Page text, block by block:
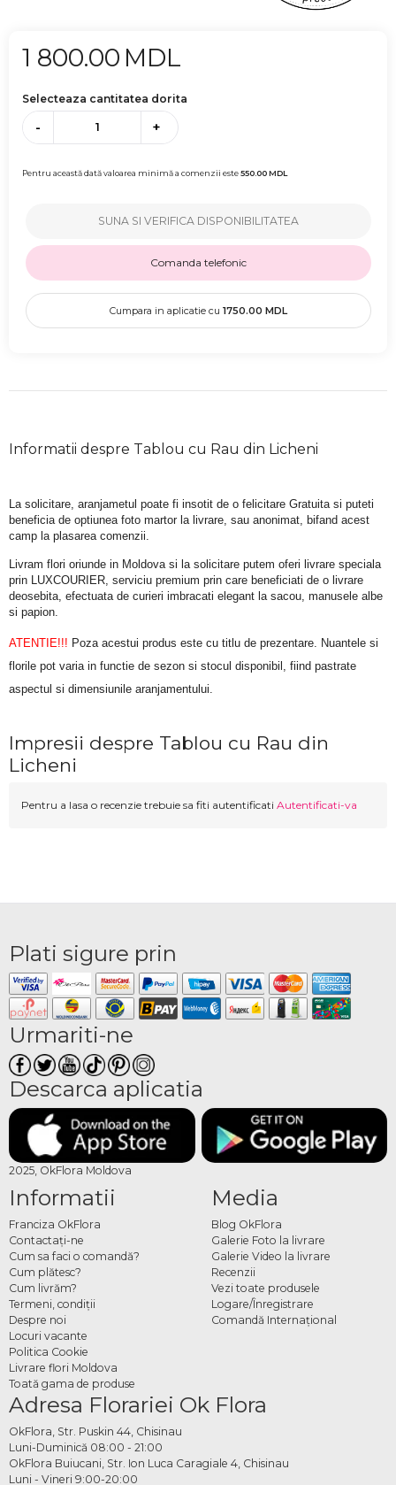
1 800.00 MDL
Selecteaza cantitatea dorita
- +
Pentru această dată valoarea minimă a comenzii este550.00MDL
SUNA SI VERIFICA DISPONIBILITATEA
Comanda telefonic
Cumpara in aplicatie cu 1750.00 MDL
Informatii despre Tablou cu Rau din Licheni
La solicitare, aranjametul poate fi insotit de o felicitare Gratuita si puteti
beneficia de optiunea foto martor la livrare, sau anonimat, bifand acest
camp la plasarea comenzii.
Livram flori oriunde in Moldova si la solicitare putem oferi livrare speciala
prin LUXCOURIER, serviciu premium prin care beneficiati de o livrare
deosebita, efectuata de curieri imbracati elegant la sacou, manusele albe
si papion.
ATENTIE!!! Poza acestui produs este cu titlu de prezentare. Nuantele si
florile pot varia in functie de sezon si stocul disponibil, fiind pastrate
aspectul si dimensiunile aranjamentului.
Impresii despre Tablou cu Rau din
Licheni
Pentru a lasa o recenzie trebuie sa fiti autentificati Autentificati-va
Plati sigure prin
Urmariti-ne
Descarca aplicatia
2025, OkFlora Moldova
Informatii
Franciza OkFlora
Contactaţi-ne
Cum sa faci o comandă?
Cum plătesc?
Cum livrăm?
Termeni, condiţii
Despre noi
Locuri vacante
Politica Cookie
Livrare flori Moldova
Toată gama de produse
Media
Blog OkFlora
Galerie Foto la livrare
Galerie Video la livrare
Recenzii
Vezi toate produsele
Logare/Înregistrare
Comandă Internațional
Adresa Florariei Ok Flora
OkFlora, Str. Puskin 44, Chisinau
Luni-Duminică 08:00 - 21:00
OkFlora Buiucani, Str. Ion Luca Caragiale 4, Chisinau
Luni - Vineri 9:00-20:00